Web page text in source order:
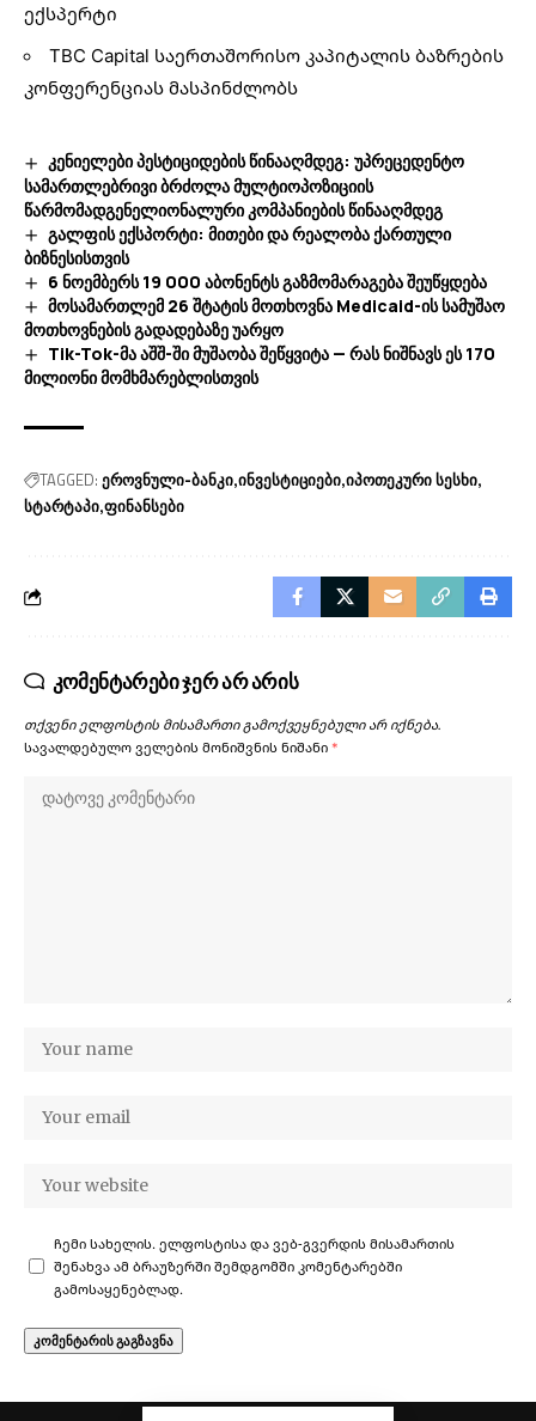
ექსპერტი
TBC Capital საერთაშორისო კაპიტალის ბაზრების
კონფერენციას მასპინძლობს
კენიელები პესტიციდების წინააღმდეგ: უპრეცედენტო
სამართლებრივი ბრძოლა მულტიოპოზიციის
წარმომადგენელიონალური კომპანიების წინააღმდეგ
გალფის ექსპორტი: მითები და რეალობა ქართული
ბიზნესისთვის
6 ნოემბერს 19 000 აბონენტს გაზმომარაგება შეუწყდება
მოსამართლემ 26 შტატის მოთხოვნა Medicaid-ის სამუშაო
მოთხოვნების გადადებაზე უარყო
Tik-Tok-მა აშშ-ში მუშაობა შეწყვიტა — რას ნიშნავს ეს 170
მილიონი მომხმარებლისთვის
TAGGED: ეროვნული-ბანკი ინვესტიციები იპოთეკური სესხი
სტარტაპი ფინანსები
კომენტარები ჯერ არ არის
თქვენი ელფოსტის მისამართი გამოქვეყნებული არ იქნება.
სავალდებულო ველების მონიშვნის ნიშანი *
ჩემი სახელის. ელფოსტისა და ვებ-გვერდის მისამართის
შენახვა ამ ბრაუზერში შემდგომში კომენტარებში
გამოსაყენებლად.